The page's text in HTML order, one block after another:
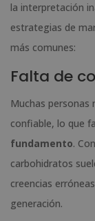
la interpretación
estrategias de
más comunes:
Falta de
Muchas
confiable, lo que
fundamento.
carbohidratos
creencias
generación.